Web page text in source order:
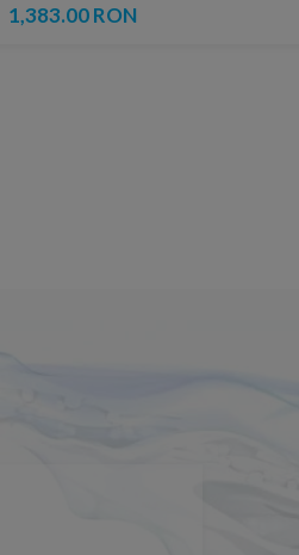
1,383.00 RON